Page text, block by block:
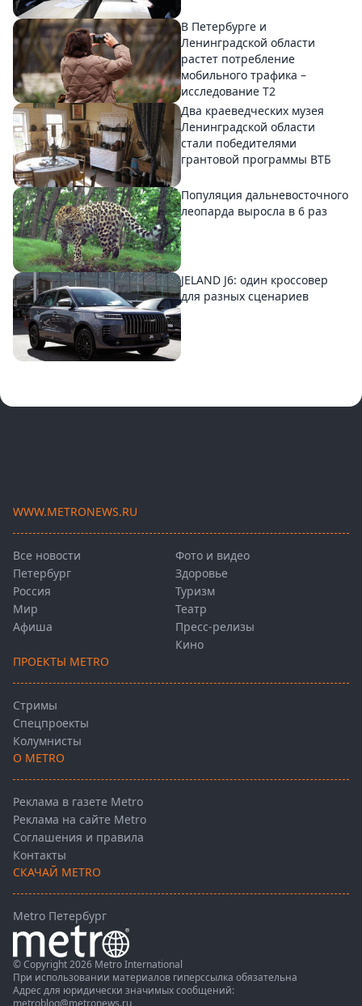
В Петербурге и
Ленинградской области
растет потребление
мобильного трафика –
исследование T2
Два краеведческих музея
Ленинградской области
стали победителями
грантовой программы ВТБ
Популяция дальневосточного
леопарда выросла в 6 раз
JELAND J6: один кроссовер
для разных сценариев
WWW.METRONEWS.RU
Все новости
Петербург
Россия
Мир
Афиша
Фото и видео
Здоровье
Туризм
Театр
Пресс-релизы
Кино
ПРОЕКТЫ METRO
Стримы
Спецпроекты
Колумнисты
О METRO
Реклама в газете Metro
Реклама на сайте Metro
Соглашения и правила
Контакты
СКАЧАЙ METRO
Metro Петербург
© Copyright 2026 Metro International
При использовании материалов гиперссылка обязательна
Адрес для юридически значимых сообщений: